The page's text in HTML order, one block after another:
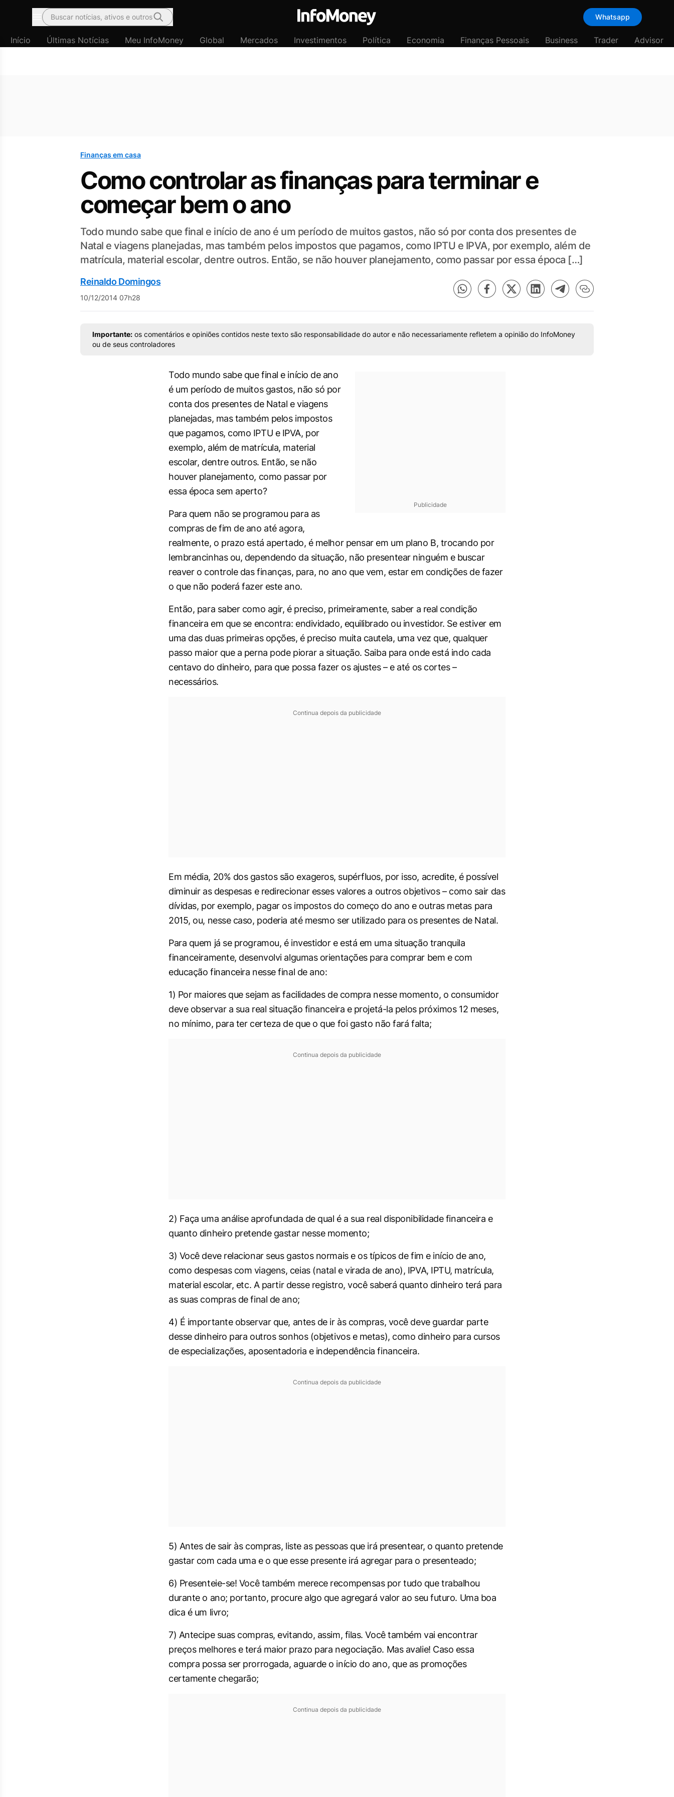
Menu
Buscar notícias, ativos e outros Whatsapp
Início Últimas Notícias Meu InfoMoney Global Mercados Investimentos Política Economia Finanças Pessoais Business Trader Advisor
Finanças em casa
Como controlar as finanças para terminar e
começar bem o ano
Todo mundo sabe que final e início de ano é um período de muitos gastos, não só por conta dos presentes de
Natal e viagens planejadas, mas também pelos impostos que pagamos, como IPTU e IPVA, por exemplo, além de
matrícula, material escolar, dentre outros. Então, se não houver planejamento, como passar por essa época […]
Reinaldo Domingos
10/12/2014 07h28
Importante: os comentários e opiniões contidos neste texto são responsabilidade do autor e não necessariamente refletem a opinião do InfoMoney
ou de seus controladores
Publicidade
Todo mundo sabe que final e início de ano
é um período de muitos gastos, não só por
conta dos presentes de Natal e viagens
planejadas, mas também pelos impostos
que pagamos, como IPTU e IPVA, por
exemplo, além de matrícula, material
escolar, dentre outros. Então, se não
houver planejamento, como passar por
essa época sem aperto?
Para quem não se programou para as
compras de fim de ano até agora,
realmente, o prazo está apertado, é melhor pensar em um plano B, trocando por
lembrancinhas ou, dependendo da situação, não presentear ninguém e buscar
reaver o controle das finanças, para, no ano que vem, estar em condições de fazer
o que não poderá fazer este ano.
Então, para saber como agir, é preciso, primeiramente, saber a real condição
financeira em que se encontra: endividado, equilibrado ou investidor. Se estiver em
uma das duas primeiras opções, é preciso muita cautela, uma vez que, qualquer
passo maior que a perna pode piorar a situação. Saiba para onde está indo cada
centavo do dinheiro, para que possa fazer os ajustes – e até os cortes –
necessários.
Continua depois da publicidade
Em média, 20% dos gastos são exageros, supérfluos, por isso, acredite, é possível
diminuir as despesas e redirecionar esses valores a outros objetivos – como sair das
dívidas, por exemplo, pagar os impostos do começo do ano e outras metas para
2015, ou, nesse caso, poderia até mesmo ser utilizado para os presentes de Natal.
Para quem já se programou, é investidor e está em uma situação tranquila
financeiramente, desenvolvi algumas orientações para comprar bem e com
educação financeira nesse final de ano:
1) Por maiores que sejam as facilidades de compra nesse momento, o consumidor
deve observar a sua real situação financeira e projetá-la pelos próximos 12 meses,
no mínimo, para ter certeza de que o que foi gasto não fará falta;
Continua depois da publicidade
2) Faça uma análise aprofundada de qual é a sua real disponibilidade financeira e
quanto dinheiro pretende gastar nesse momento;
3) Você deve relacionar seus gastos normais e os típicos de fim e início de ano,
como despesas com viagens, ceias (natal e virada de ano), IPVA, IPTU, matrícula,
material escolar, etc. A partir desse registro, você saberá quanto dinheiro terá para
as suas compras de final de ano;
4) É importante observar que, antes de ir às compras, você deve guardar parte
desse dinheiro para outros sonhos (objetivos e metas), como dinheiro para cursos
de especializações, aposentadoria e independência financeira.
Continua depois da publicidade
5) Antes de sair às compras, liste as pessoas que irá presentear, o quanto pretende
gastar com cada uma e o que esse presente irá agregar para o presenteado;
6) Presenteie-se! Você também merece recompensas por tudo que trabalhou
durante o ano; portanto, procure algo que agregará valor ao seu futuro. Uma boa
dica é um livro;
7) Antecipe suas compras, evitando, assim, filas. Você também vai encontrar
preços melhores e terá maior prazo para negociação. Mas avalie! Caso essa
compra possa ser prorrogada, aguarde o início do ano, que as promoções
certamente chegarão;
Continua depois da publicidade